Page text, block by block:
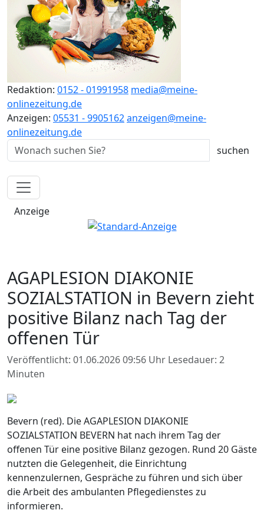
Redaktion: 0152 - 01991958 media@meine-
onlinezeitung.de
Anzeigen: 05531 - 9905162anzeigen@meine-
onlinezeitung.de
Anzeige
AGAPLESION DIAKONIE
SOZIALSTATION in Bevern zieht
positive Bilanz nach Tag der
offenen Tür
Veröffentlicht: 01.06.2026 09:56 Uhr Lesedauer: 2
Minuten
Bevern (red). Die AGAPLESION DIAKONIE
SOZIALSTATION BEVERN hat nach ihrem Tag der
offenen Tür eine positive Bilanz gezogen. Rund 20 Gäste
nutzten die Gelegenheit, die Einrichtung
kennenzulernen, Gespräche zu führen und sich über
die Arbeit des ambulanten Pflegedienstes zu
informieren.